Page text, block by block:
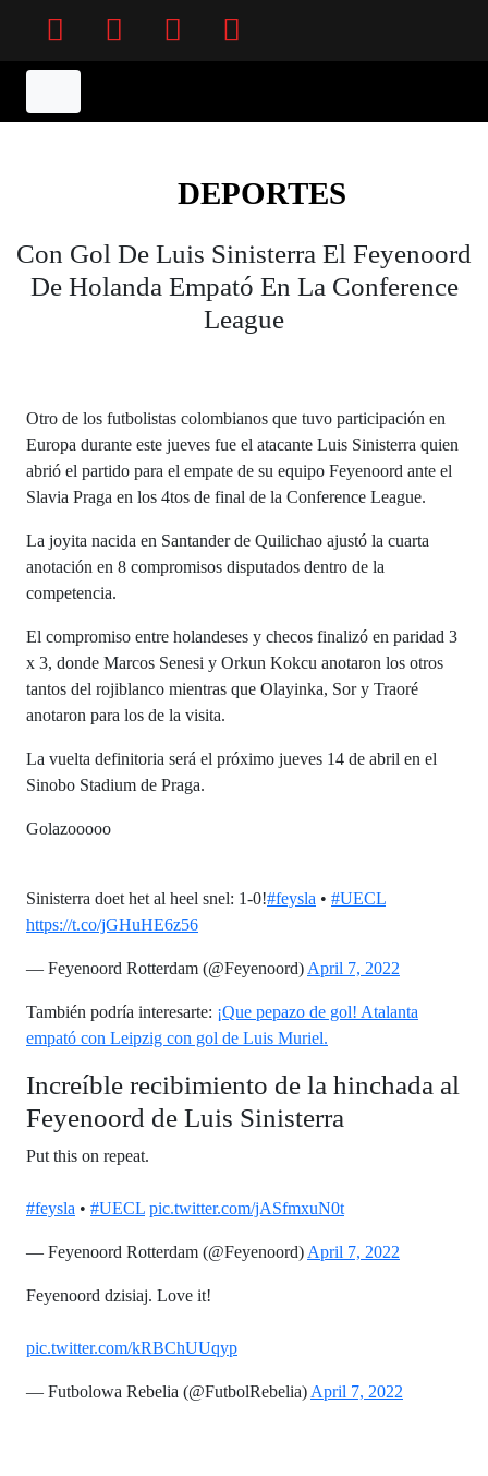
DEPORTES
Con Gol De Luis Sinisterra El Feyenoord
De Holanda Empató En La Conference
League
Otro de los futbolistas colombianos que tuvo participación en
Europa durante este jueves fue el atacante Luis Sinisterra quien
abrió el partido para el empate de su equipo Feyenoord ante el
Slavia Praga en los 4tos de final de la Conference League.
La joyita nacida en Santander de Quilichao ajustó la cuarta
anotación en 8 compromisos disputados dentro de la
competencia.
El compromiso entre holandeses y checos finalizó en paridad 3
x 3, donde Marcos Senesi y Orkun Kokcu anotaron los otros
tantos del rojiblanco mientras que Olayinka, Sor y Traoré
anotaron para los de la visita.
La vuelta definitoria será el próximo jueves 14 de abril en el
Sinobo Stadium de Praga.
Golazooooo
Sinisterra doet het al heel snel: 1-0!#feysla • #UECL
https://t.co/jGHuHE6z56
— Feyenoord Rotterdam (@Feyenoord) April 7, 2022
También podría interesarte: ¡Que pepazo de gol! Atalanta
empató con Leipzig con gol de Luis Muriel.
Increíble recibimiento de la hinchada al
Feyenoord de Luis Sinisterra
Put this on repeat.
#feysla • #UECL pic.twitter.com/jASfmxuN0t
— Feyenoord Rotterdam (@Feyenoord) April 7, 2022
Feyenoord dzisiaj. Love it!
pic.twitter.com/kRBChUUqyp
— Futbolowa Rebelia (@FutbolRebelia) April 7, 2022